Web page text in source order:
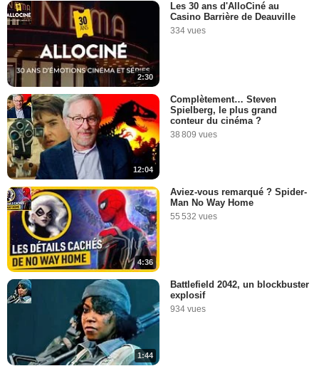
2:30
Les 30 ans d'AlloCiné au
Casino Barrière de Deauville
334 vues
12:04
Complètement… Steven
Spielberg, le plus grand
conteur du cinéma ?
38 809 vues
4:36
Aviez-vous remarqué ? Spider-
Man No Way Home
55 532 vues
1:44
Battlefield 2042, un blockbuster
explosif
934 vues